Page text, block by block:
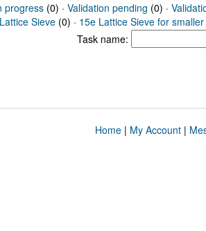
progress(0) · Validation pending (0) ·
Sieve (0) · 15e Lattice Sieve for
Task name:
Home| My Account|